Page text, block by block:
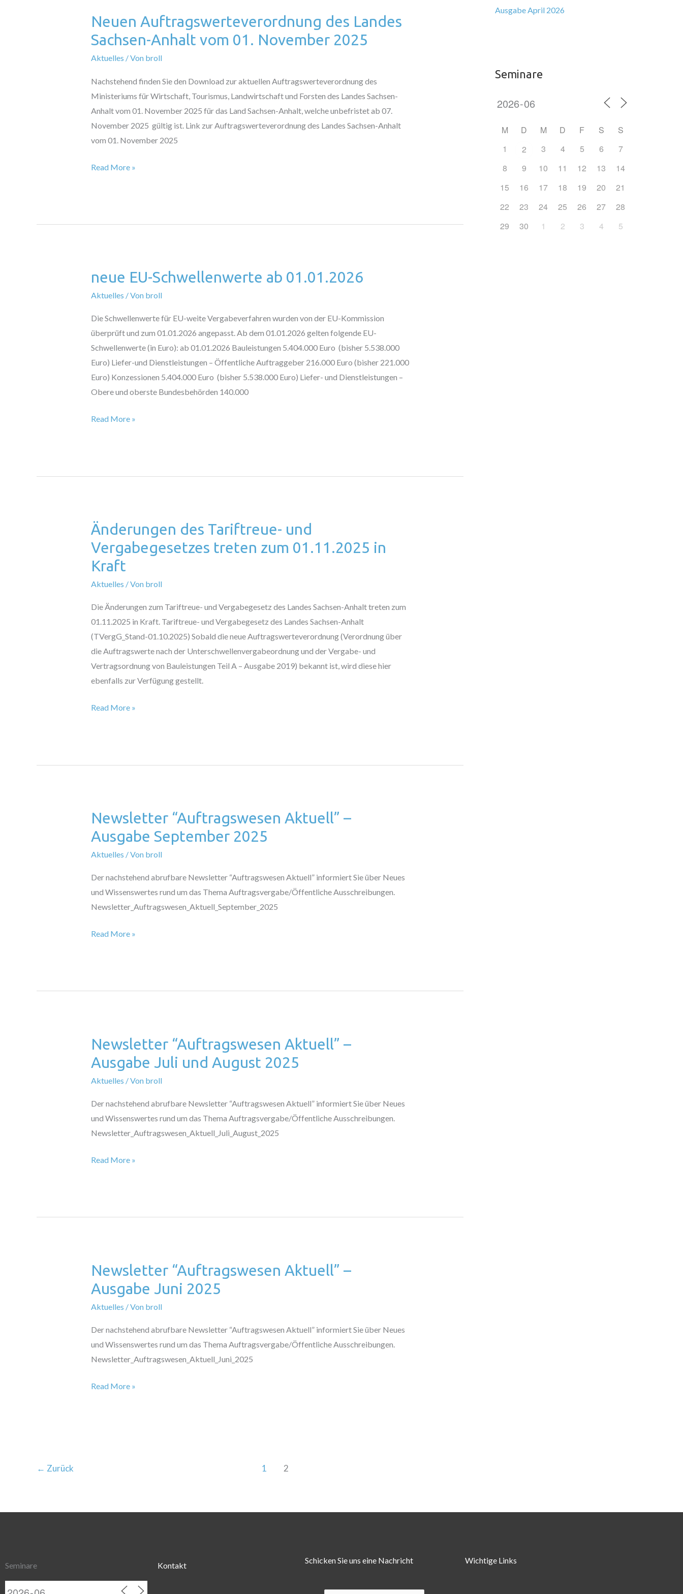
Neuen Auftragswerteverordnung des Landes
Sachsen-Anhalt vom 01. November 2025
Aktuelles / Von broll
Nachstehend finden Sie den Download zur aktuellen Auftragswerteverordnung des
Ministeriums für Wirtschaft, Tourismus, Landwirtschaft und Forsten des Landes Sachsen-
Anhalt vom 01. November 2025 für das Land Sachsen-Anhalt, welche unbefristet ab 07.
November 2025 gültig ist. Link zur Auftragswerteverordnung des Landes Sachsen-Anhalt
vom 01. November 2025
Neuen
Auftragswerteverordnung
Landes
Sachsen-
Anhalt
vom
01.
November
Read More »
neue EU-Schwellenwerte ab 01.01.2026
Aktuelles / Von broll
Die Schwellenwerte für EU-weite Vergabeverfahren wurden von der EU-Kommission
überprüft und zum 01.01.2026 angepasst. Ab dem 01.01.2026 gelten folgende EU-
Schwellenwerte (in Euro): ab 01.01.2026 Bauleistungen 5.404.000 Euro (bisher 5.538.000
Euro) Liefer-und Dienstleistungen – Öffentliche Auftraggeber 216.000 Euro (bisher 221.000
Euro) Konzessionen 5.404.000 Euro (bisher 5.538.000 Euro) Liefer- und Dienstleistungen –
Obere und oberste Bundesbehörden 140.000
neue
ab
01.01.2026
Read More »
Änderungen des Tariftreue- und
Vergabegesetzes treten zum 01.11.2025 in
Kraft
Aktuelles / Von broll
Die Änderungen zum Tariftreue- und Vergabegesetz des Landes Sachsen-Anhalt treten zum
01.11.2025 in Kraft. Tariftreue- und Vergabegesetz des Landes Sachsen-Anhalt
(TVergG_Stand-01.10.2025) Sobald die neue Auftragswerteverordnung (Verordnung über
die Auftragswerte nach der Unterschwellenvergabeordnung und der Vergabe- und
Vertragsordnung von Bauleistungen Teil A – Ausgabe 2019) bekannt ist, wird diese hier
ebenfalls zur Verfügung gestellt.
Änderungen
des
Tariftreue-
und
Vergabegesetzes
treten
Read More »
Newsletter “Auftragswesen Aktuell” –
Ausgabe September 2025
Aktuelles / Von broll
Der nachstehend abrufbare Newsletter “Auftragswesen Aktuell” informiert Sie über Neues
und Wissenswertes rund um das Thema Auftragsvergabe/Öffentliche Ausschreibungen.
Newsletter_Auftragswesen_Aktuell_September_2025
Newsletter
“Auftragswesen
Aktuell”
–
Ausgabe
September
2025
Read More »
Newsletter “Auftragswesen Aktuell” –
Ausgabe Juli und August 2025
Aktuelles / Von broll
Der nachstehend abrufbare Newsletter “Auftragswesen Aktuell” informiert Sie über Neues
und Wissenswertes rund um das Thema Auftragsvergabe/Öffentliche Ausschreibungen.
Newsletter_Auftragswesen_Aktuell_Juli_August_2025
Newsletter
“Auftragswesen
Aktuell”
–
Ausgabe
Juli
und
2025
Read More »
Newsletter “Auftragswesen Aktuell” –
Ausgabe Juni 2025
Aktuelles / Von broll
Der nachstehend abrufbare Newsletter “Auftragswesen Aktuell” informiert Sie über Neues
und Wissenswertes rund um das Thema Auftragsvergabe/Öffentliche Ausschreibungen.
Newsletter_Auftragswesen_Aktuell_Juni_2025
Newsletter
“Auftragswesen
Aktuell”
–
Ausgabe
Juni
2025
Read More »
← Zurück 1 2
Ausgabe April 2026
Seminare
M D M D F S
S
1
2 3 4 5 6
7
8
9 10 11 12 13
14
15
16 17 18 19 20
21
22
23 24 25 26 27
28
29
30 1 2 3 4 5
Seminare Kontakt
Schicken Sie uns eine Nachricht Wichtige Links